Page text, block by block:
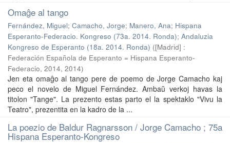
Omaĝe al tango
Fernández, Miguel; Camacho, Jorge; Manero, Ana; Hispana
Esperanto-Federacio. Kongreso (73a. 2014. Ronda); Andaluzia
Kongreso de Esperanto (18a. 2014. Ronda) ([Madrid] :
Federación Española de Esperanto = Hispana Esperanto-
Federacio, 2014, 2014)
Jen eta omaĝo al tango pere de poemo de Jorge Camacho kaj
peco el novelo de Miguel Fernández. Ambaŭ verkoj havas la
titolon "Tange". La prezento estas parto el la spektaklo "Vivu la
Teatro", prezentita en la kadro de la ...
La poezio de Baldur Ragnarsson / Jorge Camacho ; 75a
Hispana Esperanto-Kongreso